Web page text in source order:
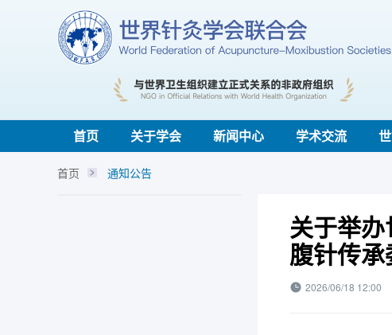
首页 关于学会 新闻中心 学术交流
首页 通知公告
关于举
腹针传
2026/06/18 12:00